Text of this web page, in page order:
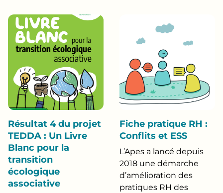
Résultat 4 du projet
TEDDA : Un Livre
Blanc pour la
transition
écologique
associative
Fiche pratique RH :
Conflits et ESS
L’Apes a lancé depuis
2018 une démarche
d’amélioration des
pratiques RH des